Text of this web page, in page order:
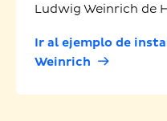
Ludwig Weinrich de
Ir al ejemplo de
Weinrich